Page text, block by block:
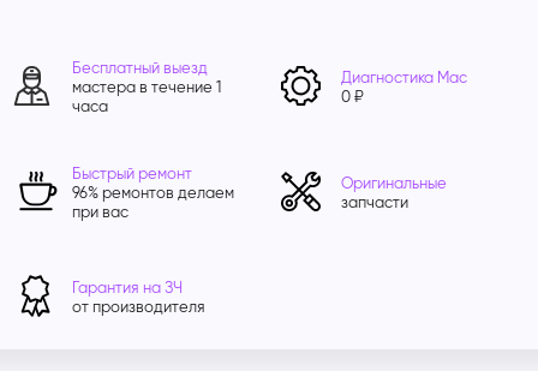
Бесплатный выезд
мастера в течение 1
часа
Диагностика Mac
0 ₽
Быстрый ремонт
96% ремонтов делаем
при вас
Оригинальные
запчасти
Гарантия на ЗЧ
от производителя